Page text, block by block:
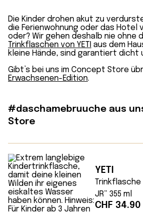
Die Kinder drohen akut zu
die Ferienwohnung oder das Hotel
oder? Wir gehen deshalb nie ohne
Trinkflaschen von YETI aus dem
kleine Hände, sind garantiert dicht
Gibt’s bei uns im Concept Store
Erwachsenen-Edition.
#daschamebruuche aus
Store
YETI
Trinkflasche
JR” 355 ml
CHF 34.90